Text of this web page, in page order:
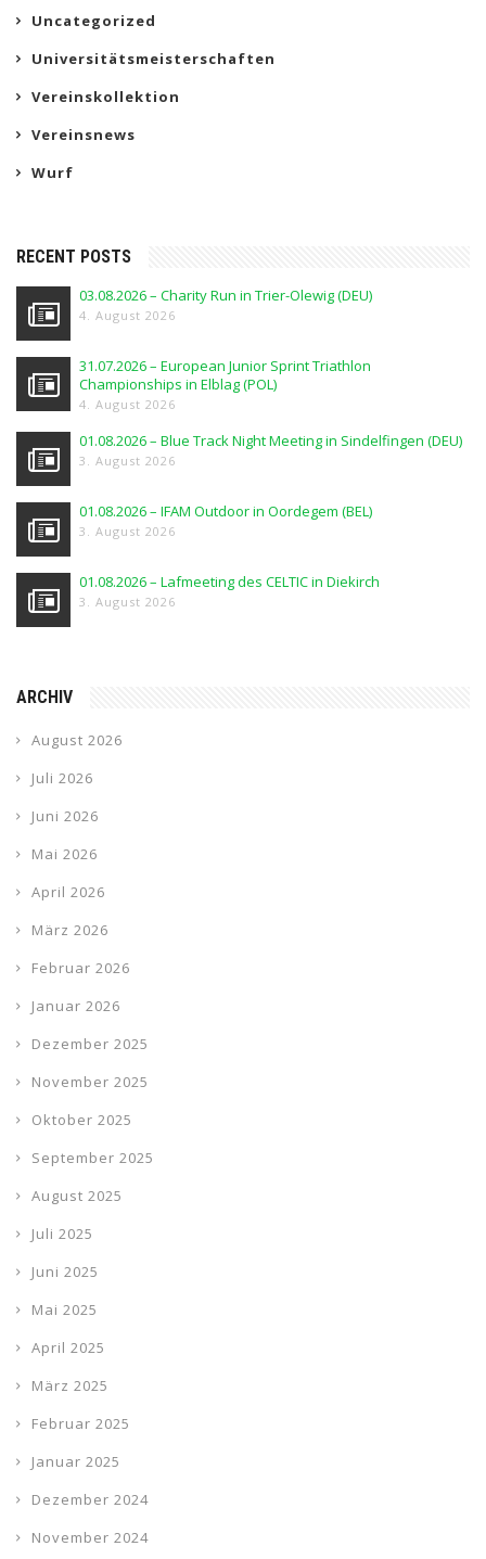
Uncategorized
Universitätsmeisterschaften
Vereinskollektion
Vereinsnews
Wurf
RECENT POSTS
03.08.2026 – Charity Run in Trier-Olewig (DEU)
4. August 2026
31.07.2026 – European Junior Sprint Triathlon
Championships in Elblag (POL)
4. August 2026
01.08.2026 – Blue Track Night Meeting in Sindelfingen (DEU)
3. August 2026
01.08.2026 – IFAM Outdoor in Oordegem (BEL)
3. August 2026
01.08.2026 – Lafmeeting des CELTIC in Diekirch
3. August 2026
ARCHIV
August 2026
Juli 2026
Juni 2026
Mai 2026
April 2026
März 2026
Februar 2026
Januar 2026
Dezember 2025
November 2025
Oktober 2025
September 2025
August 2025
Juli 2025
Juni 2025
Mai 2025
April 2025
März 2025
Februar 2025
Januar 2025
Dezember 2024
November 2024